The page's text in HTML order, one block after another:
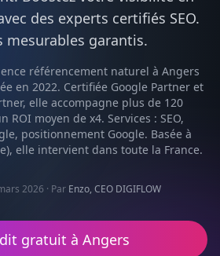
des experts certifiés SEO.
mesurables garantis.
référencement naturel à Angers
en 2022. Certifiée Google Partner et
elle accompagne plus de 120
ROI moyen de x4. Services : SEO,
positionnement Google. Basée à
elle intervient dans toute la France.
2026 · Par Enzo, CEO DIGIFLOW
gratuit à Angers